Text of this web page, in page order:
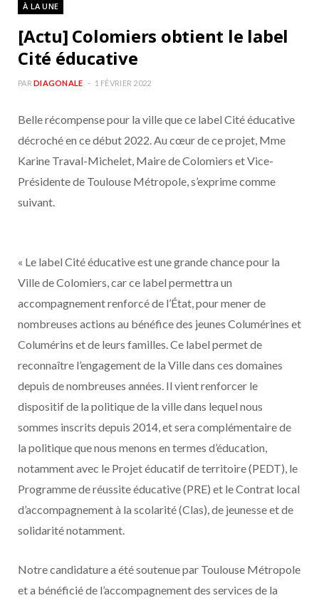
À LA UNE
[Actu] Colomiers obtient le label
Cité éducative
PAR DIAGONALE 1 FÉVRIER 2022
Belle récompense pour la ville que ce label Cité éducative
décroché en ce début 2022. Au cœur de ce projet, Mme
Karine Traval-Michelet, Maire de Colomiers et Vice-
Présidente de Toulouse Métropole, s’exprime comme
suivant.
« Le label Cité éducative est une grande chance pour la
Ville de Colomiers, car ce label permettra un
accompagnement renforcé de l’État, pour mener de
nombreuses actions au bénéfice des jeunes Columérines et
Columérins et de leurs familles. Ce label permet de
reconnaître l’engagement de la Ville dans ces domaines
depuis de nombreuses années. Il vient renforcer le
dispositif de la politique de la ville dans lequel nous
sommes inscrits depuis 2014, et sera complémentaire de
la politique que nous menons en termes d’éducation,
notamment avec le Projet éducatif de territoire (PEDT), le
Programme de réussite éducative (PRE) et le Contrat local
d’accompagnement à la scolarité (Clas), de jeunesse et de
solidarité notamment.
Notre candidature a été soutenue par Toulouse Métropole
et a bénéficié de l’accompagnement des services de la